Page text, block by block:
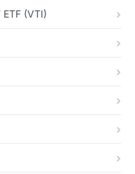
ETF (VTI)